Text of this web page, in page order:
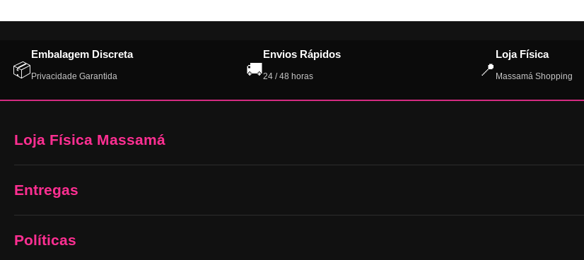
📦
Embalagem Discreta
Privacidade Garantida 🚚
Envios Rápidos
24 / 48 horas 📍
Loja Física
Massamá Shopping
Loja Física Massamá
Entregas
Políticas